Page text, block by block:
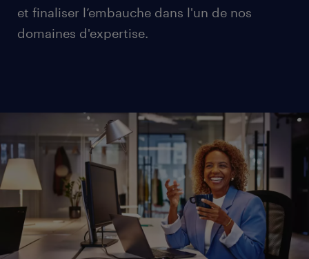
et finaliser l’embauche dans l'un de nos
domaines d'expertise.